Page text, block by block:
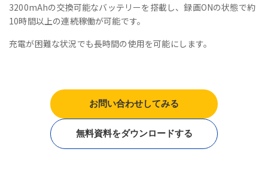
3200mAhの交換可能なバッテリーを搭載し、録画ONの状態で約
10時間以上の連続稼働が可能です。
充電が困難な状況でも長時間の使用を可能にします。
お問い合わせしてみる
無料資料をダウンロードする